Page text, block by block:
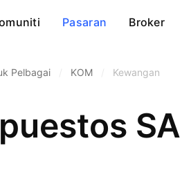
Pasaran Broker
Pelbagai KOM Kewangan
SA